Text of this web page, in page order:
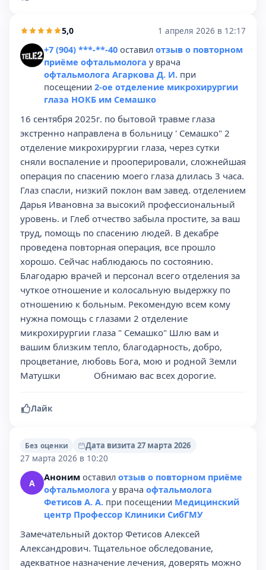
5,0 1 апреля 2026 в 12:17
+7 (904) ***-**-40 оставил отзыв о повторном
приёме офтальмолога у врача
офтальмолога Агаркова Д. И. при
посещении 2-ое отделение микрохирургии
глаза НОКБ им Семашко
16 сентября 2025г. по бытовой травме глаза
экстренно направлена в больницу ' Семашко" 2
отделение микрохирургии глаза, через сутки
сняли воспаление и прооперировали, сложнейшая
операция по спасению моего глаза длилась 3 часа.
Глаз спасли, низкий поклон вам завед. отделением
Дарья Ивановна за высокий профессиональный
уровень. и Глеб отчество забыла простите, за ваш
труд, помощь по спасению людей. В декабре
проведена повторная операция, все прошло
хорошо. Сейчас наблюдаюсь по состоянию.
Благодарю врачей и персонал всего отделения за
чуткое отношение и колосальную выдержку по
отношению к больным. Рекомендую всем кому
нужна помощь с глазами 2 отделение
микрохирургии глаза " Семашко" Шлю вам и
вашим близким тепло, благодарность, добро,
процветание, любовь Бога, мою и родной Земли
Матушки ️ ️ ️ ️ ️ ️ ️ ️ ️ ️ ️ ️ ️ Обнимаю вас всех дорогие.
Лайк
Без оценки
Дата визита 27 марта 2026
27 марта 2026 в 10:20
А Аноним оставил отзыв о повторном приёме
офтальмолога у врача офтальмолога
Фетисов А. А. при посещении Медицинский
центр Профессор Клиники СибГМУ
Замечательный доктор Фетисов Алексей
Александрович. Тщательное обследование,
адекватное назначение лечения, доверять можно